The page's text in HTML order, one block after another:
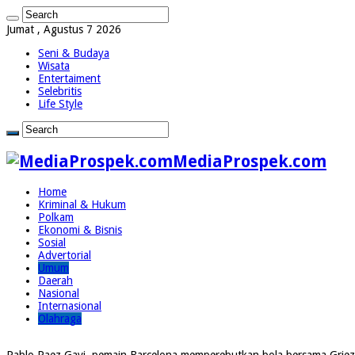
Jumat , Agustus 7 2026
Seni & Budaya
Wisata
Entertaiment
Selebritis
Life Style
MediaProspek.com
Home
Kriminal & Hukum
Polkam
Ekonomi & Bisnis
Sosial
Advertorial
Umum
Daerah
Nasional
Internasional
Olahraga